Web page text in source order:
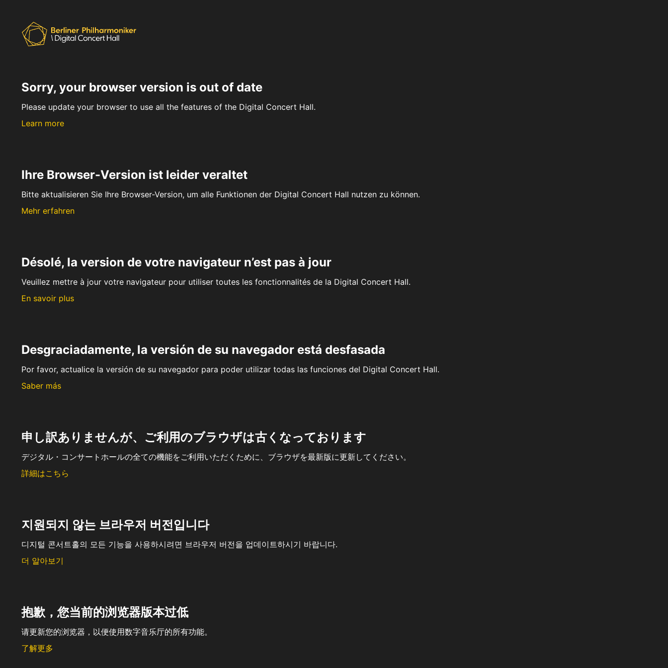
Sorry, your browser version is out of date
Please update your browser to use all the features of the Digital Concert Hall.
Learn more
Ihre Browser-Version ist leider veraltet
Bitte aktualisieren Sie Ihre Browser-Version, um alle Funktionen der Digital Concert Hall nutzen zu können.
Mehr erfahren
Désolé, la version de votre navigateur n’est pas à jour
Veuillez mettre à jour votre navigateur pour utiliser toutes les fonctionnalités de la Digital Concert Hall.
En savoir plus
Desgraciadamente, la versión de su navegador está desfasada
Por favor, actualice la versión de su navegador para poder utilizar todas las funciones del Digital Concert Hall.
Saber más
申し訳ありませんが、ご利用のブラウザは古くなっております
デジタル・コンサートホールの全ての機能をご利用いただくために、ブラウザを最新版に更新してください。
詳細はこちら
지원되지 않는 브라우저 버전입니다
디지털 콘서트홀의 모든 기능을 사용하시려면 브라우저 버전을 업데이트하시기 바랍니다.
더 알아보기
抱歉，您当前的浏览器版本过低
请更新您的浏览器，以便使用数字音乐厅的所有功能。
了解更多